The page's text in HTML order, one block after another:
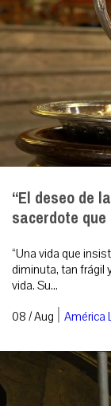
“El deseo de
sacerdote
“Una vida que
diminuta, tan frágil
vida. Su...
08 / Aug | América